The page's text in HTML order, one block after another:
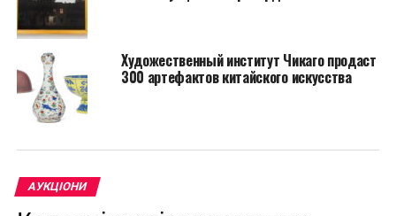
«Я считаю, что работы
на бумаге – самое
глубокое выражение
намерений
художника», –
рассказала
Diamonstein-Spielvogel в
Художественный институт Чикаго продаст
300 артефактов китайского искусства
АУКЦІОНИ